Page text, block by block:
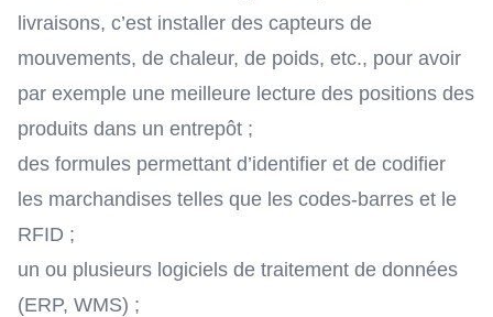
livraisons, c’est installer des capteurs de
mouvements, de chaleur, de poids, etc., pour avoir
par exemple une meilleure lecture des positions des
produits dans un entrepôt ;
des formules permettant d’identifier et de codifier
les marchandises telles que les codes-barres et le
RFID ;
un ou plusieurs logiciels de traitement de données
(ERP, WMS) ;